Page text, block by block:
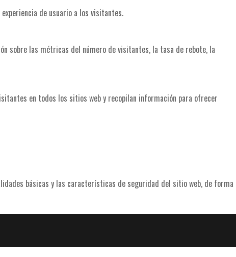
de usuario a los visitantes.
sobre las métricas del número de visitantes, la tasa de rebote, la
en todos los sitios web y recopilan información para ofrecer
básicas y las características de seguridad del sitio web, de forma